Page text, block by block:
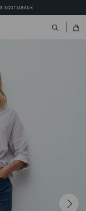
SCOTIABANK